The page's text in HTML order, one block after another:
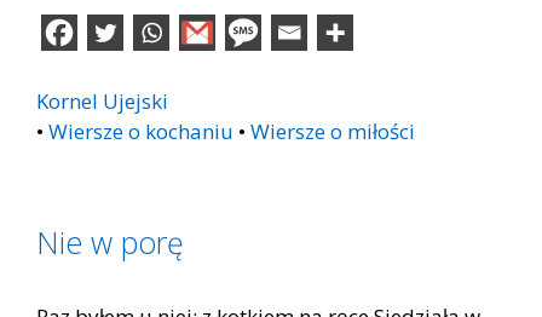
Kornel Ujejski
• Wiersze o kochaniu • Wiersze o miłości
Nie w porę